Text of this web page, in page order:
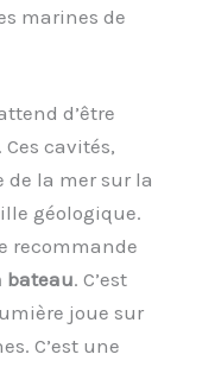
marines de
d’être
cavités,
de la mer sur la
géologique.
recommande
bateau. C’est
joue sur
C’est une